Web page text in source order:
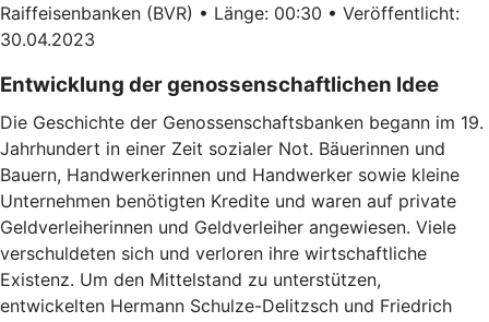
Raiffeisenbanken (BVR) • Länge: 00:30 • Veröffentlicht:
30.04.2023
Entwicklung der genossenschaftlichen Idee
Die Geschichte der Genossenschaftsbanken begann im 19.
Jahrhundert in einer Zeit sozialer Not. Bäuerinnen und
Bauern, Handwerkerinnen und Handwerker sowie kleine
Unternehmen benötigten Kredite und waren auf private
Geldverleiherinnen und Geldverleiher angewiesen. Viele
verschuldeten sich und verloren ihre wirtschaftliche
Existenz. Um den Mittelstand zu unterstützen,
entwickelten Hermann Schulze-Delitzsch und Friedrich